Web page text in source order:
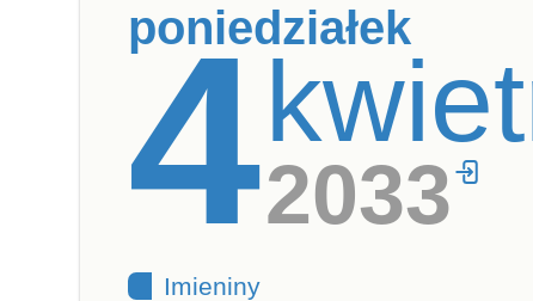
poniedziałek
42033
Imieniny